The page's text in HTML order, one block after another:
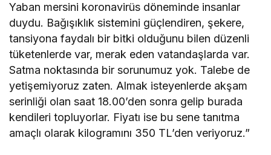
Yaban mersini koronavirüs döneminde insanlar
duydu. Bağışıklık sistemini güçlendiren, şekere,
tansiyona faydalı bir bitki olduğunu bilen düzenli
tüketenlerde var, merak eden vatandaşlarda var.
Satma noktasında bir sorunumuz yok. Talebe de
yetişemiyoruz zaten. Almak isteyenlerde akşam
serinliği olan saat 18.00’den sonra gelip burada
kendileri topluyorlar. Fiyatı ise bu sene tanıtma
amaçlı olarak kilogramını 350 TL’den veriyoruz.”